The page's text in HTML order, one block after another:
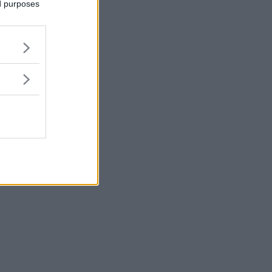
purposes